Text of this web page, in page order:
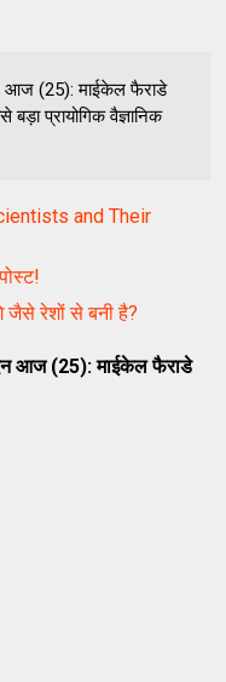
आज (25): माईकेल फैराडे
प्रायोगिक वैज्ञानिक
and Their
जैसे रेशों से बनी है?
आज (25): माईकेल फैराडे